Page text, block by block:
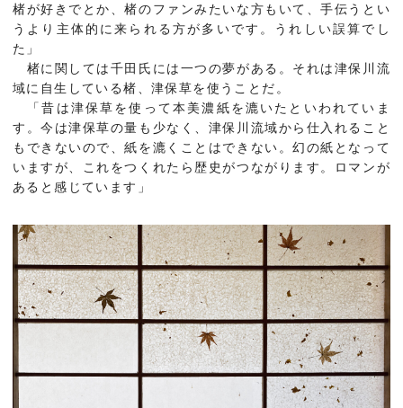
楮が好きでとか、楮のファンみたいな方もいて、手伝うとい
うより主体的に来られる方が多いです。うれしい誤算でし
た」
楮に関しては千田氏には一つの夢がある。それは津保川流
域に自生している楮、津保草を使うことだ。
「昔は津保草を使って本美濃紙を漉いたといわれていま
す。今は津保草の量も少なく、津保川流域から仕入れること
もできないので、紙を漉くことはできない。幻の紙となって
いますが、これをつくれたら歴史がつながります。ロマンが
あると感じています」